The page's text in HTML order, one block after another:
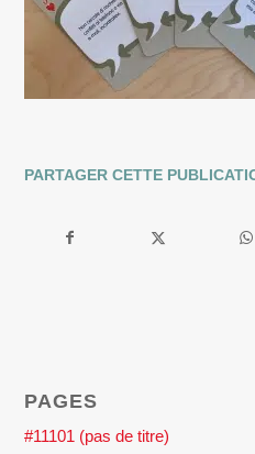
PARTAGER CETTE
PAGES
#11101 (pas de titre)